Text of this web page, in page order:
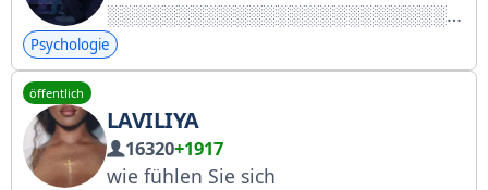
Psychologie
öffentlich
LAVILIYA
16320+1917
wie fühlen Sie sich